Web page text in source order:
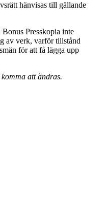
hänvisas till gällande
Presskopia inte
av verk, varför tillstånd
för att få lägga upp
att ändras.